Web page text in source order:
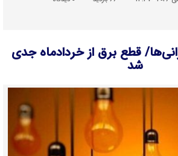
قطع برق از خردادماه جدی
شد